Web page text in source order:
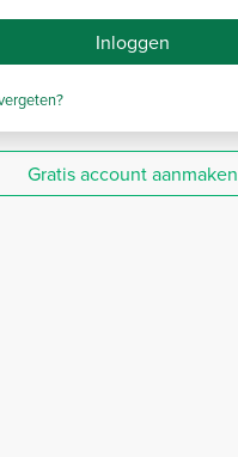
Inloggen
Gratis account aanmaken